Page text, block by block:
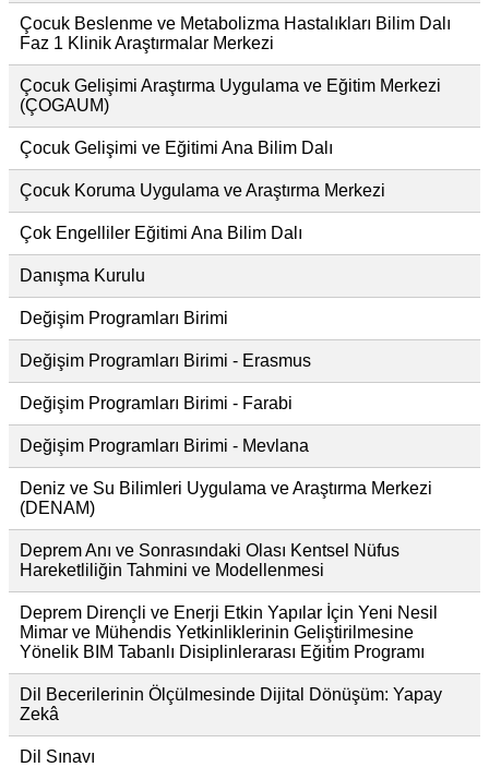
Çocuk Beslenme ve Metabolizma Hastalıkları Bilim Dalı
Faz 1 Klinik Araştırmalar Merkezi
Çocuk Gelişimi Araştırma Uygulama ve Eğitim Merkezi
(ÇOGAUM)
Çocuk Gelişimi ve Eğitimi Ana Bilim Dalı
Çocuk Koruma Uygulama ve Araştırma Merkezi
Çok Engelliler Eğitimi Ana Bilim Dalı
Danışma Kurulu
Değişim Programları Birimi
Değişim Programları Birimi - Erasmus
Değişim Programları Birimi - Farabi
Değişim Programları Birimi - Mevlana
Deniz ve Su Bilimleri Uygulama ve Araştırma Merkezi
(DENAM)
Deprem Anı ve Sonrasındaki Olası Kentsel Nüfus
Hareketliliğin Tahmini ve Modellenmesi
Deprem Dirençli ve Enerji Etkin Yapılar İçin Yeni Nesil
Mimar ve Mühendis Yetkinliklerinin Geliştirilmesine
Yönelik BIM Tabanlı Disiplinlerarası Eğitim Programı
Dil Becerilerinin Ölçülmesinde Dijital Dönüşüm: Yapay
Zekâ
Dil Sınavı